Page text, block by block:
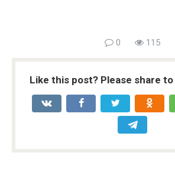
0 115
Like this post? Please share